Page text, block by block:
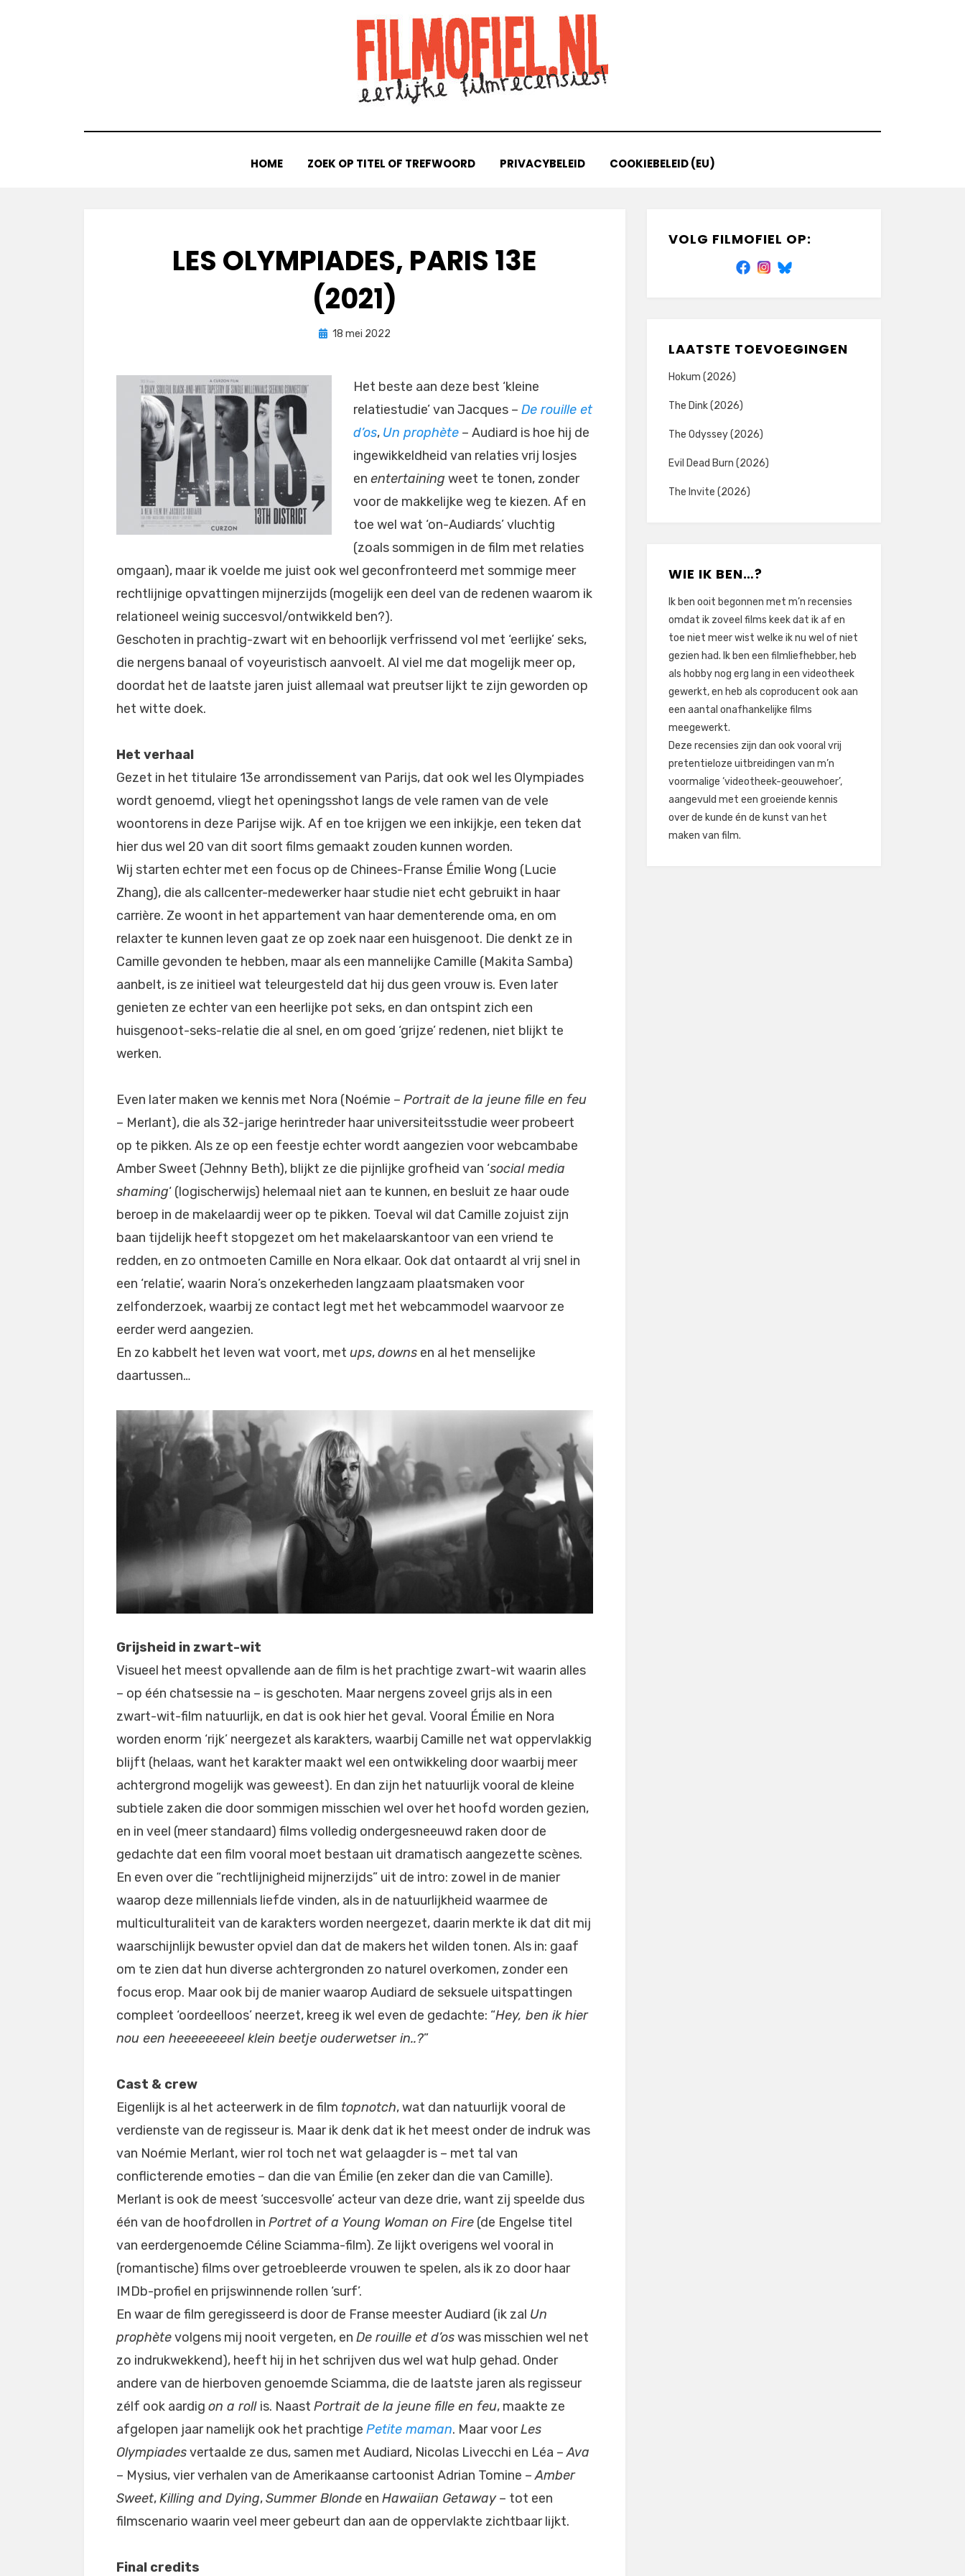
HOME ZOEK OP TITEL OF TREFWOORD PRIVACYBELEID COOKIEBELEID (EU)
LES OLYMPIADES, PARIS 13E
(2021)
doorFilmofiel.nl
Geplaatst
18 mei 2022
Het beste aan deze best ‘kleine
relatiestudie’ van Jacques – De rouille et
d’os, Un prophète – Audiard is hoe hij de
ingewikkeldheid van relaties vrij losjes
en entertaining weet te tonen, zonder
voor de makkelijke weg te kiezen. Af en
toe wel wat ‘on-Audiards’ vluchtig
(zoals sommigen in de film met relaties
omgaan), maar ik voelde me juist ook wel geconfronteerd met sommige meer
rechtlijnige opvattingen mijnerzijds (mogelijk een deel van de redenen waarom ik
relationeel weinig succesvol/ontwikkeld ben?).
Geschoten in prachtig-zwart wit en behoorlijk verfrissend vol met ‘eerlijke’ seks,
die nergens banaal of voyeuristisch aanvoelt. Al viel me dat mogelijk meer op,
doordat het de laatste jaren juist allemaal wat preutser lijkt te zijn geworden op
het witte doek.
Het verhaal
Gezet in het titulaire 13e arrondissement van Parijs, dat ook wel les Olympiades
wordt genoemd, vliegt het openingsshot langs de vele ramen van de vele
woontorens in deze Parijse wijk. Af en toe krijgen we een inkijkje, een teken dat
hier dus wel 20 van dit soort films gemaakt zouden kunnen worden.
Wij starten echter met een focus op de Chinees-Franse Émilie Wong (Lucie
Zhang), die als callcenter-medewerker haar studie niet echt gebruikt in haar
carrière. Ze woont in het appartement van haar dementerende oma, en om
relaxter te kunnen leven gaat ze op zoek naar een huisgenoot. Die denkt ze in
Camille gevonden te hebben, maar als een mannelijke Camille (Makita Samba)
aanbelt, is ze initieel wat teleurgesteld dat hij dus geen vrouw is. Even later
genieten ze echter van een heerlijke pot seks, en dan ontspint zich een
huisgenoot-seks-relatie die al snel, en om goed ‘grijze’ redenen, niet blijkt te
werken.
Even later maken we kennis met Nora (Noémie – Portrait de la jeune fille en feu
– Merlant), die als 32-jarige herintreder haar universiteitsstudie weer probeert
op te pikken. Als ze op een feestje echter wordt aangezien voor webcambabe
Amber Sweet (Jehnny Beth), blijkt ze die pijnlijke grofheid van ‘social media
shaming‘ (logischerwijs) helemaal niet aan te kunnen, en besluit ze haar oude
beroep in de makelaardij weer op te pikken. Toeval wil dat Camille zojuist zijn
baan tijdelijk heeft stopgezet om het makelaarskantoor van een vriend te
redden, en zo ontmoeten Camille en Nora elkaar. Ook dat ontaardt al vrij snel in
een ‘relatie’, waarin Nora’s onzekerheden langzaam plaatsmaken voor
zelfonderzoek, waarbij ze contact legt met het webcammodel waarvoor ze
eerder werd aangezien.
En zo kabbelt het leven wat voort, met ups,downs en al het menselijke
daartussen…
Grijsheid in zwart-wit
Visueel het meest opvallende aan de film is het prachtige zwart-wit waarin alles
– op één chatsessie na – is geschoten. Maar nergens zoveel grijs als in een
zwart-wit-film natuurlijk, en dat is ook hier het geval. Vooral Émilie en Nora
worden enorm ‘rijk’ neergezet als karakters, waarbij Camille net wat oppervlakkig
blijft (helaas, want het karakter maakt wel een ontwikkeling door waarbij meer
achtergrond mogelijk was geweest). En dan zijn het natuurlijk vooral de kleine
subtiele zaken die door sommigen misschien wel over het hoofd worden gezien,
en in veel (meer standaard) films volledig ondergesneeuwd raken door de
gedachte dat een film vooral moet bestaan uit dramatisch aangezette scènes.
En even over die “rechtlijnigheid mijnerzijds” uit de intro: zowel in de manier
waarop deze millennials liefde vinden, als in de natuurlijkheid waarmee de
multiculturaliteit van de karakters worden neergezet, daarin merkte ik dat dit mij
waarschijnlijk bewuster opviel dan dat de makers het wilden tonen. Als in: gaaf
om te zien dat hun diverse achtergronden zo naturel overkomen, zonder een
focus erop. Maar ook bij de manier waarop Audiard de seksuele uitspattingen
compleet ‘oordeelloos’ neerzet, kreeg ik wel even de gedachte: “Hey, ben ik hier
nou een heeeeeeeeel klein beetje ouderwetser in..?”
Cast & crew
Eigenlijk is al het acteerwerk in de film topnotch, wat dan natuurlijk vooral de
verdienste van de regisseur is. Maar ik denk dat ik het meest onder de indruk was
van Noémie Merlant, wier rol toch net wat gelaagder is – met tal van
conflicterende emoties – dan die van Émilie (en zeker dan die van Camille).
Merlant is ook de meest ‘succesvolle’ acteur van deze drie, want zij speelde dus
één van de hoofdrollen in Portret of a Young Woman on Fire (de Engelse titel
van eerdergenoemde Céline Sciamma-film). Ze lijkt overigens wel vooral in
(romantische) films over getroebleerde vrouwen te spelen, als ik zo door haar
IMDb-profiel en prijswinnende rollen ‘surf’.
En waar de film geregisseerd is door de Franse meester Audiard (ik zal Un
prophètevolgens mij nooit vergeten, en De rouille et d’oswas misschien wel net
zo indrukwekkend), heeft hij in het schrijven dus wel wat hulp gehad. Onder
andere van de hierboven genoemde Sciamma, die de laatste jaren als regisseur
zélf ook aardig on a roll is. Naast Portrait de la jeune fille en feu, maakte ze
afgelopen jaar namelijk ook het prachtige Petite maman. Maar voorLes
Olympiadesvertaalde ze dus, samen met Audiard, Nicolas Livecchi en Léa –Ava
– Mysius, vier verhalen van de Amerikaanse cartoonist Adrian Tomine –Amber
Sweet,Killing and Dying,Summer Blonde en Hawaiian Getaway– tot een
filmscenario waarin veel meer gebeurt dan aan de oppervlakte zichtbaar lijkt.
Final credits
VOLG FILMOFIEL OP:
LAATSTE TOEVOEGINGEN
Hokum (2026)
The Dink (2026)
The Odyssey (2026)
Evil Dead Burn (2026)
The Invite (2026)
WIE IK BEN…?
Ik ben ooit begonnen met m’n recensies
omdat ik zoveel films keek dat ik af en
toe niet meer wist welke ik nu wel of niet
gezien had. Ik ben een filmliefhebber, heb
als hobby nog erg lang in een videotheek
gewerkt, en heb als coproducent ook aan
een aantal onafhankelijke films
meegewerkt.
Deze recensies zijn dan ook vooral vrij
pretentieloze uitbreidingen van m’n
voormalige ‘videotheek-geouwehoer’,
aangevuld met een groeiende kennis
over de kunde én de kunst van het
maken van film.